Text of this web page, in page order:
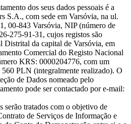
dos seus dados pessoais é a
com sede em Varsóvia, na ul.
00-843 Varsóvia, NIP (número de
275-91-31, cujos registos são
Distrital da capital de Varsóvia, em
Comercial do Registo Nacional
KRS: 0000204776, com um
PLN (integralmente realizado). O
de Dados nomeado pelo
pode ser contactado por e-mail:
serão tratados com o objetivo de
de Serviços de Informação e